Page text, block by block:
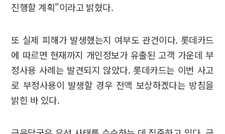
진행할 계획"이라고 밝혔다.
또 실제 피해가 발생했는지 여부도 관건이다. 롯데카드
에 따르면 현재까지 개인정보가 유출된 고객 가운데 부
정사용 사례는 발견되지 않았다. 롯데카드는 이번 사고
로 부정사용이 발생할 경우 전액 보상하겠다는 방침을
밝힌 바 있다.